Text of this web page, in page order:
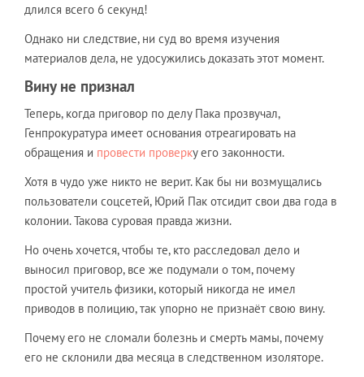
длился всего 6 секунд!
Однако ни следствие, ни суд во время изучения
материалов дела, не удосужились доказать этот момент.
Вину не признал
Теперь, когда приговор по делу Пака прозвучал,
Генпрокуратура имеет основания отреагировать на
обращения и провести проверку его законности.
Хотя в чудо уже никто не верит. Как бы ни возмущались
пользователи соцсетей, Юрий Пак отсидит свои два года в
колонии. Такова суровая правда жизни.
Но очень хочется, чтобы те, кто расследовал дело и
выносил приговор, все же подумали о том, почему
простой учитель физики, который никогда не имел
приводов в полицию, так упорно не признаёт свою вину.
Почему его не сломали болезнь и смерть мамы, почему
его не склонили два месяца в следственном изоляторе.